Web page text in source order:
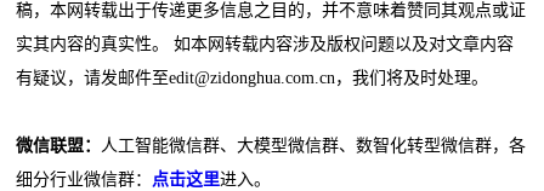
稿，本网转载出于传递更多信息之目的，并不意味着赞同其观点或证
实其内容的真实性。 如本网转载内容涉及版权问题以及对文章内容
有疑议，请发邮件至edit@zidonghua.com.cn，我们将及时处理。
微信联盟： 人工智能微信群、大模型微信群、数智化转型微信群，各
细分行业微信群： 点击这里进入。